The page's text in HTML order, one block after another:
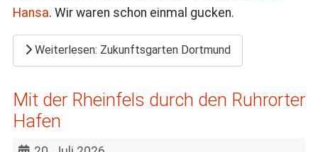
Hansa. Wir waren schon einmal gucken.
Weiterlesen: Zukunftsgarten Dortmund
Mit der Rheinfels durch den Ruhrorter
Hafen